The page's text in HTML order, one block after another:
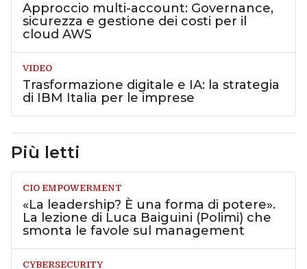
Approccio multi-account: Governance,
sicurezza e gestione dei costi per il
cloud AWS
VIDEO
Trasformazione digitale e IA: la strategia
di IBM Italia per le imprese
Più letti
CIO EMPOWERMENT
«La leadership? È una forma di potere».
La lezione di Luca Baiguini (Polimi) che
smonta le favole sul management
CYBERSECURITY